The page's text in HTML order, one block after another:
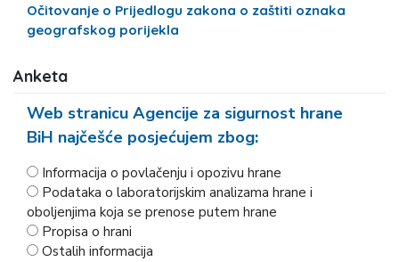
Očitovanje o Prijedlogu zakona o zaštiti oznaka
geografskog porijekla
Anketa
Web stranicu Agencije za sigurnost hrane
BiH najčešće posjećujem zbog:
Informacija o povlačenju i opozivu hrane
Podataka o laboratorijskim analizama hrane i
oboljenjima koja se prenose putem hrane
Propisa o hrani
Ostalih informacija